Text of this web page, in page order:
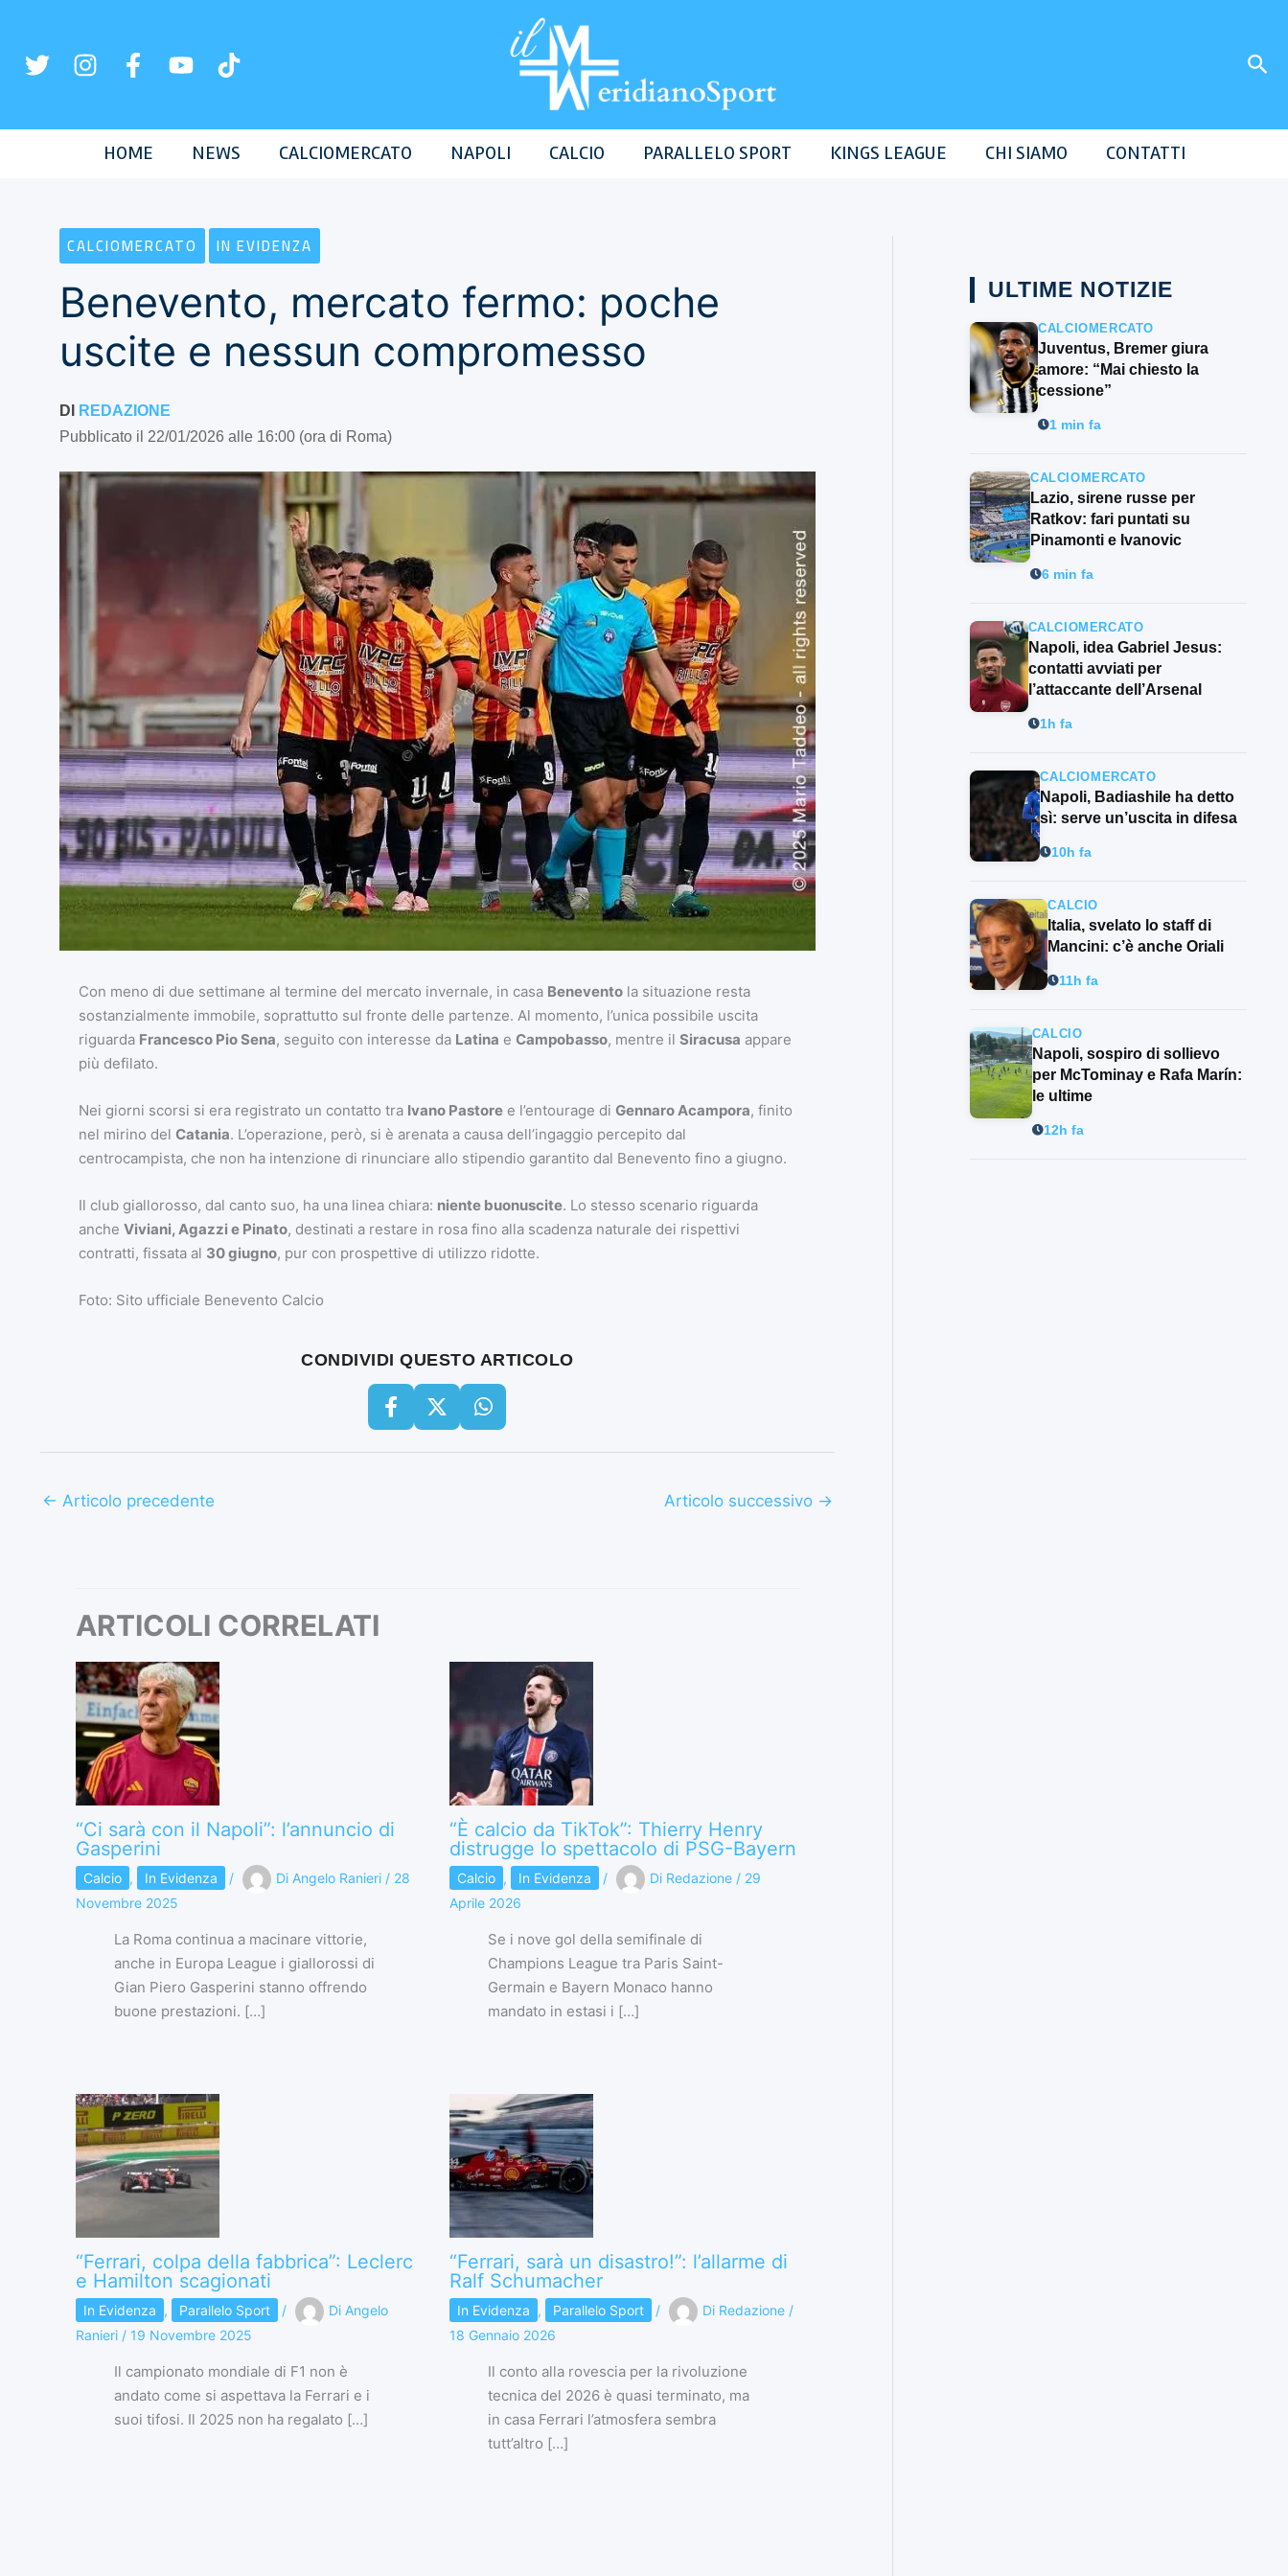
contenuto
HOME NEWS CALCIOMERCATO NAPOLI CALCIO PARALLELO SPORT KINGS LEAGUE CHI SIAMO CONTATTI
CALCIOMERCATO IN EVIDENZA
Benevento, mercato fermo: poche
uscite e nessun compromesso
DI
REDAZIONE
Pubblicato il 22/01/2026 alle 16:00 (ora di Roma)
Con meno di due settimane al termine del mercato invernale, in casa Beneventola situazione resta
sostanzialmente immobile, soprattutto sul fronte delle partenze. Al momento, l’unica possibile uscita
riguarda Francesco Pio Sena, seguito con interesse da Latina e Campobasso, mentre il Siracusa appare
più defilato.
Nei giorni scorsi si era registrato un contatto tra Ivano Pastoree l’entourage di Gennaro Acampora, finito
nel mirino del Catania. L’operazione, però, si è arenata a causa dell’ingaggio percepito dal
centrocampista, che non ha intenzione di rinunciare allo stipendio garantito dal Benevento fino a giugno.
Il club giallorosso, dal canto suo, ha una linea chiara: niente buonuscite. Lo stesso scenario riguarda
anche Viviani, Agazzi e Pinato, destinati a restare in rosa fino alla scadenza naturale dei rispettivi
contratti, fissata al 30 giugno, pur con prospettive di utilizzo ridotte.
Foto: Sito ufficiale Benevento Calcio
CONDIVIDI QUESTO ARTICOLO
← Articolo precedente Articolo successivo →
ARTICOLI CORRELATI
“Ci sarà con il Napoli”: l’annuncio di
Gasperini
Calcio , In Evidenza / Di Angelo Ranieri / 28
Novembre 2025
La Roma continua a macinare vittorie,
anche in Europa League i giallorossi di
Gian Piero Gasperini stanno offrendo
buone prestazioni. […]
“È calcio da TikTok”: Thierry Henry
distrugge lo spettacolo di PSG-Bayern
Calcio , In Evidenza / Di Redazione / 29
Aprile 2026
Se i nove gol della semifinale di
Champions League tra Paris Saint-
Germain e Bayern Monaco hanno
mandato in estasi i […]
“Ferrari, colpa della fabbrica”: Leclerc
e Hamilton scagionati
In Evidenza , Parallelo Sport / Di Angelo
Ranieri / 19 Novembre 2025
Il campionato mondiale di F1 non è
andato come si aspettava la Ferrari e i
suoi tifosi. Il 2025 non ha regalato […]
“Ferrari, sarà un disastro!”: l’allarme di
Ralf Schumacher
In Evidenza , Parallelo Sport / Di Redazione /
18 Gennaio 2026
Il conto alla rovescia per la rivoluzione
tecnica del 2026 è quasi terminato, ma
in casa Ferrari l’atmosfera sembra
tutt’altro […]
ULTIME NOTIZIE
CALCIOMERCATO
Juventus, Bremer giura
amore: “Mai chiesto la
cessione”
1 min fa
CALCIOMERCATO
Lazio, sirene russe per
Ratkov: fari puntati su
Pinamonti e Ivanovic
6 min fa
CALCIOMERCATO
Napoli, idea Gabriel Jesus:
contatti avviati per
l’attaccante dell’Arsenal
1h fa
CALCIOMERCATO
Napoli, Badiashile ha detto
sì: serve un’uscita in difesa
10h fa
CALCIO
Italia, svelato lo staff di
Mancini: c’è anche Oriali
11h fa
CALCIO
Napoli, sospiro di sollievo
per McTominay e Rafa Marín:
le ultime
12h fa